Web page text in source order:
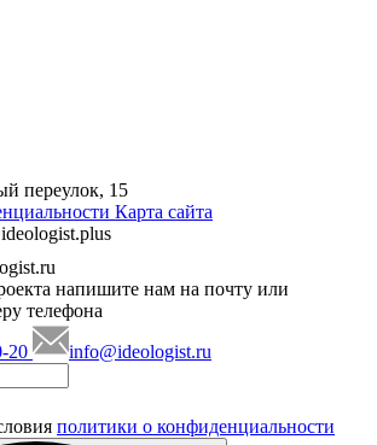
переулок, 15
Карта сайта
напишите нам на почту или
телефона
20
info@ideologist.ru
политики о конфиденциальности